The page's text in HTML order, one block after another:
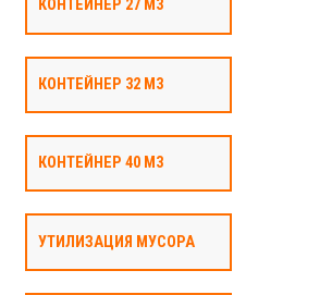
КОНТЕЙНЕР 27 М3
КОНТЕЙНЕР 32 М3
КОНТЕЙНЕР 40 М3
УТИЛИЗАЦИЯ МУСОРА